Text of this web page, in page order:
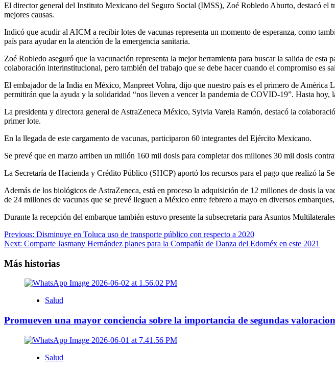
El director general del Instituto Mexicano del Seguro Social (IMSS), Zoé Robledo Aburto, destacó
mejores causas.
Indicó que acudir al AICM a recibir lotes de vacunas representa un momento de esperanza, como
país para ayudar en la atención de la emergencia sanitaria.
Zoé Robledo aseguró que la vacunación representa la mejor herramienta para buscar la salida de
colaboración interinstitucional, pero también del trabajo que se debe hacer cuando el compromiso es
El embajador de la India en México, Manpreet Vohra, dijo que nuestro país es el primero de América
permitirán que la ayuda y la solidaridad “nos lleven a vencer la pandemia de COVID-19”. Hasta
La presidenta y directora general de AstraZeneca México, Sylvia Varela Ramón, destacó la
primer lote.
En la llegada de este cargamento de vacunas, participaron 60 integrantes del Ejército Mexicano.
Se prevé que en marzo arriben un millón 160 mil dosis para completar dos millones 30 mil dosis
La Secretaría de Hacienda y Crédito Público (SHCP) aportó los recursos para el pago que realizó la
Además de los biológicos de AstraZeneca, está en proceso la adquisición de 12 millones de dosis la
de 24 millones de vacunas que se prevé lleguen a México entre febrero a mayo en diversos
Durante la recepción del embarque también estuvo presente la subsecretaria para Asuntos
Navegación
de
entradas
Previous: Disminuye en Toluca uso de transporte público con respecto a 2020
Next: Comparte Jasmany Hernández planes para la Compañía de Danza del Edoméx en este 2021
Más historias
Salud
Promueven una mayor conciencia sobre la importancia de segundas
Salud